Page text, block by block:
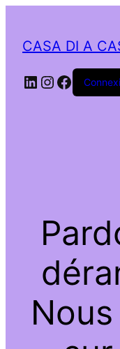
CASA DI A
LinkedIn
Instagram